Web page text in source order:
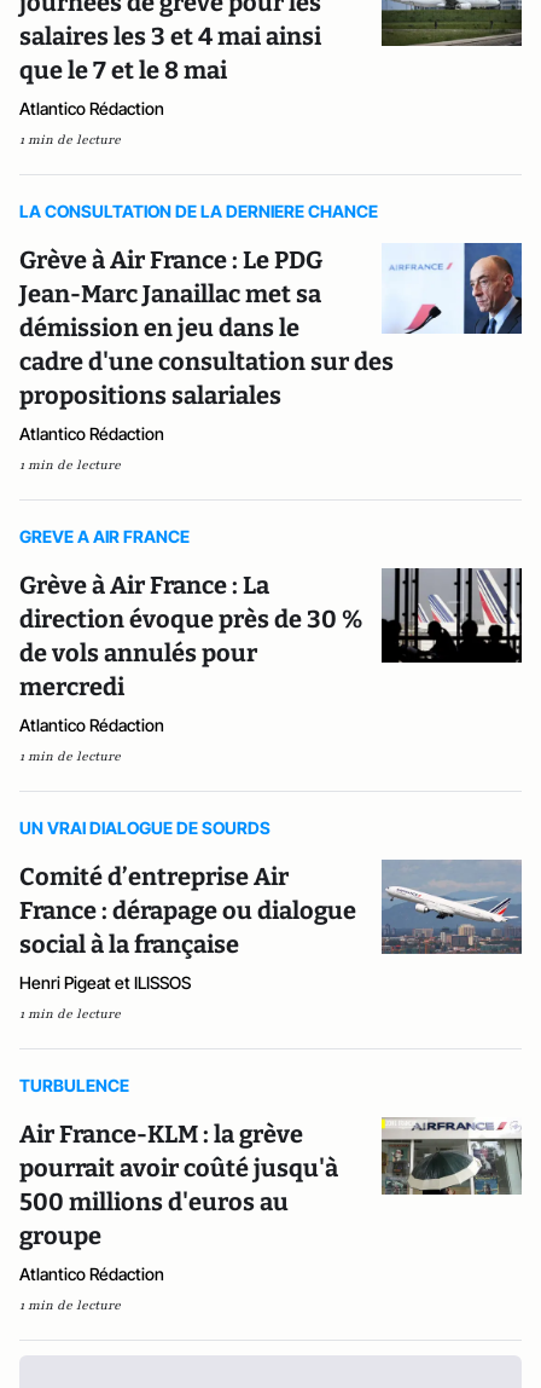
salaires les 3 et 4 mai ainsi
que le 7 et le 8 mai
Atlantico Rédaction
1 min de lecture
LA CONSULTATION DE LA DERNIERE CHANCE
Grève à Air France : Le PDG
Jean-Marc Janaillac met sa
démission en jeu dans le
cadre d'une consultation sur des
propositions salariales
Atlantico Rédaction
1 min de lecture
GREVE A AIR FRANCE
Grève à Air France : La
direction évoque près de 30 %
de vols annulés pour
mercredi
Atlantico Rédaction
1 min de lecture
UN VRAI DIALOGUE DE SOURDS
Comité d’entreprise Air
France : dérapage ou dialogue
social à la française
Henri Pigeat et ILISSOS
1 min de lecture
TURBULENCE
Air France-KLM : la grève
pourrait avoir coûté jusqu'à
500 millions d'euros au
groupe
Atlantico Rédaction
1 min de lecture